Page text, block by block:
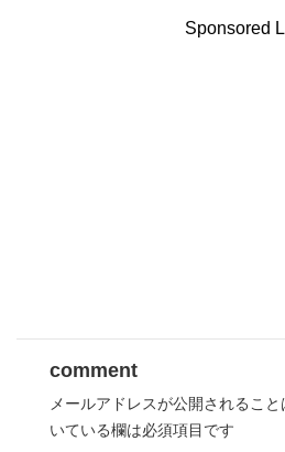
Sponsored
comment
メールアドレスが公開されること
いている欄は必須項目です